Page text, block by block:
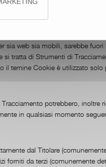
sia web sia mobili, sarebbe
tratta di Strumenti di
temine Cookie è utilizzato
potrebbero, inoltre
in qualsiasi momento
dal Titolare
forniti da terzi (comunemente